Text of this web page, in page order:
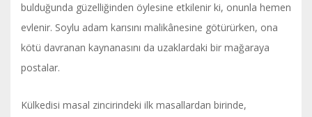
bulduğunda güzelliğinden öylesine etkilenir ki, onunla hemen
evlenir. Soylu adam karısını malikânesine götürürken, ona
kötü davranan kaynanasını da uzaklardaki bir mağaraya
postalar.
Külkedisi masal zincirindeki ilk masallardan birinde,